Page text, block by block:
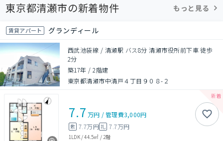
東京都清瀬市の新着物件 もっと見る
賃貸アパート グランディール
西武池袋線 / 清瀬駅 バス8分 清瀬市役所前下車 徒歩
2分
築17年 /2階建
東京都清瀬市中清戸４丁目９０８-２
7.7 万円 /管理費3,000円
敷 7.7万円礼 7.7万円
1LDK/44.5㎡ / 2階